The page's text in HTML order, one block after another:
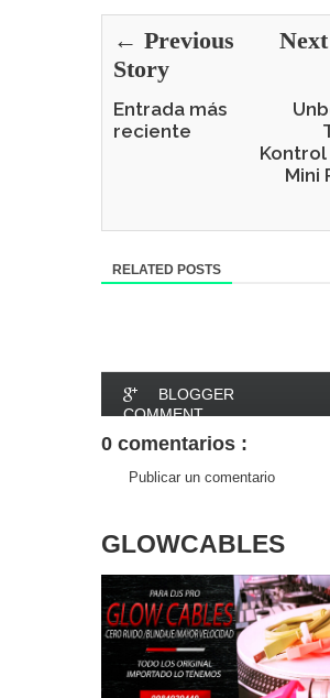
← Previous
Story
Entrada más
reciente
Kontrol
Mini
RELATED POSTS
BLOGGER
COMMENT
COMMENT
0 comentarios :
Publicar un comentario
GLOWCABLES